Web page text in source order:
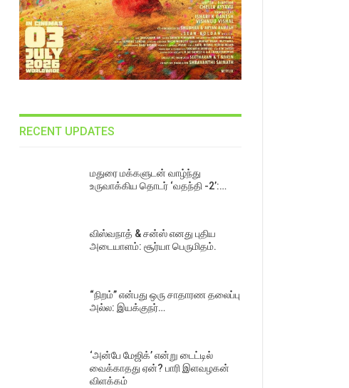
RECENT UPDATES
மதுரை மக்களுடன் வாழ்ந்து
உருவாக்கிய தொடர் ‘வதந்தி -2’:…
விஸ்வநாத் & சன்ஸ் எனது புதிய
அடையாளம்: சூர்யா பெருமிதம்.
“நிறம்” என்பது ஒரு சாதாரண தலைப்பு
அல்ல: இயக்குநர்…
‘அன்பே மேஜிக்’ என்று டைட்டில்
வைக்காதது ஏன்? பாரி இளவழகன்
விளக்கம்